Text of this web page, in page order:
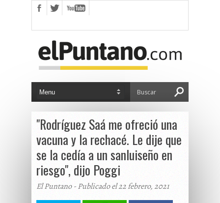
"Rodríguez Saá me ofreció una
vacuna y la rechacé. Le dije que
se la cedía a un sanluiseño en
riesgo", dijo Poggi
El Puntano - Publicado el 22 febrero, 2021